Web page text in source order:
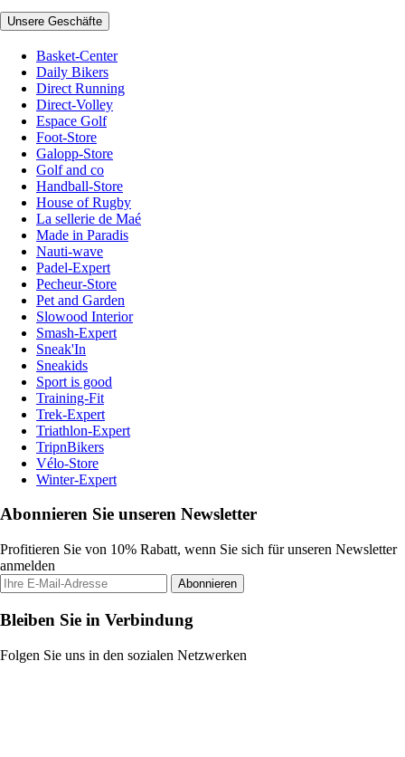
Unsere Geschäfte
Basket-Center
Daily Bikers
Direct Running
Direct-Volley
Espace Golf
Foot-Store
Galopp-Store
Golf and co
Handball-Store
House of Rugby
La sellerie de Maé
Made in Paradis
Nauti-wave
Padel-Expert
Pecheur-Store
Pet and Garden
Slowood Interior
Smash-Expert
Sneak'In
Sneakids
Sport is good
Training-Fit
Trek-Expert
Triathlon-Expert
TripnBikers
Vélo-Store
Winter-Expert
Abonnieren Sie unseren Newsletter
Profitieren Sie von 10% Rabatt, wenn Sie sich für unseren Newsletter
anmelden
Abonnieren
Bleiben Sie in Verbindung
Folgen Sie uns in den sozialen Netzwerken